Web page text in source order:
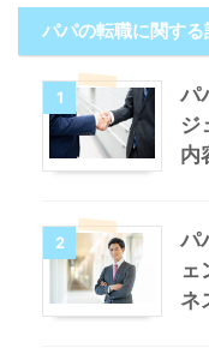
パパの転職に関する
1
パ
ジ
内
2
パ
ェ
ネ